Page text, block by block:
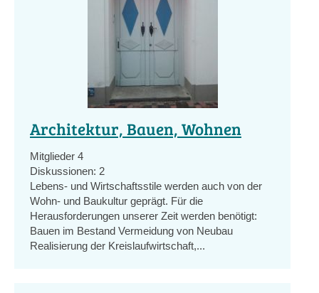
Architektur, Bauen, Wohnen
Mitglieder 4
Diskussionen: 2
Lebens- und Wirtschaftsstile werden auch von der
Wohn- und Baukultur geprägt. Für die
Herausforderungen unserer Zeit werden benötigt:
Bauen im Bestand Vermeidung von Neubau
Realisierung der Kreislaufwirtschaft,...